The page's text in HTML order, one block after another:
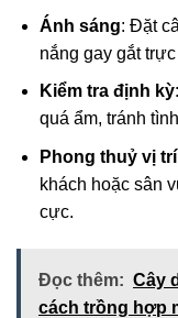
Ánh sáng: Đặt
nắng gay gắt
Kiểm tra định kỳ
quá ẩm, tránh
Phong thuỷ vị
khách hoặc sân
cực.
Đọc thêm: Cây
cách trồng hợp